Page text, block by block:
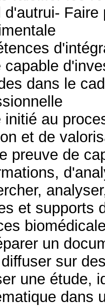
d'autrui- Faire
capable
dans le
initié au
et de
preuve de
et supports
un
sur
une étude,
dans